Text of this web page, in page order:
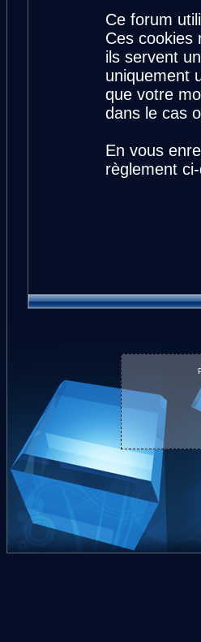
Ce forum
Ces cookies
ils servent
uniquement
que votre
dans le cas
En vous
règlement